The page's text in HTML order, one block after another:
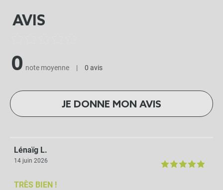
AVIS
0 note moyenne | 0 avis
JE DONNE MON AVIS
Lénaïg L.
14 juin 2026
TRÈS BIEN !